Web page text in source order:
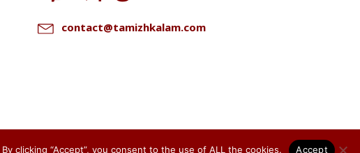
contact@tamizhkalam.com
Privacy Policy Cookie Policy Terms & conditions
clicking “Accept”, you consent to the use of ALL the cookies. Accept